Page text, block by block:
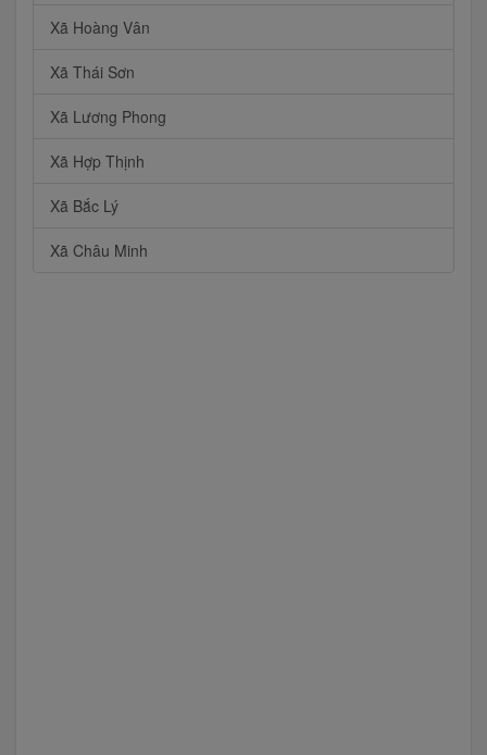
Xã Hoàng Vân
Xã Thái Sơn
Xã Lương Phong
Xã Hợp Thịnh
Xã Bắc Lý
Xã Châu Minh